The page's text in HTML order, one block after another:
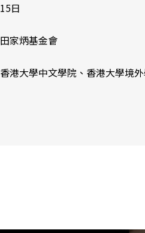
15日
田家炳基金會
香港大學中文學院、香港大學境